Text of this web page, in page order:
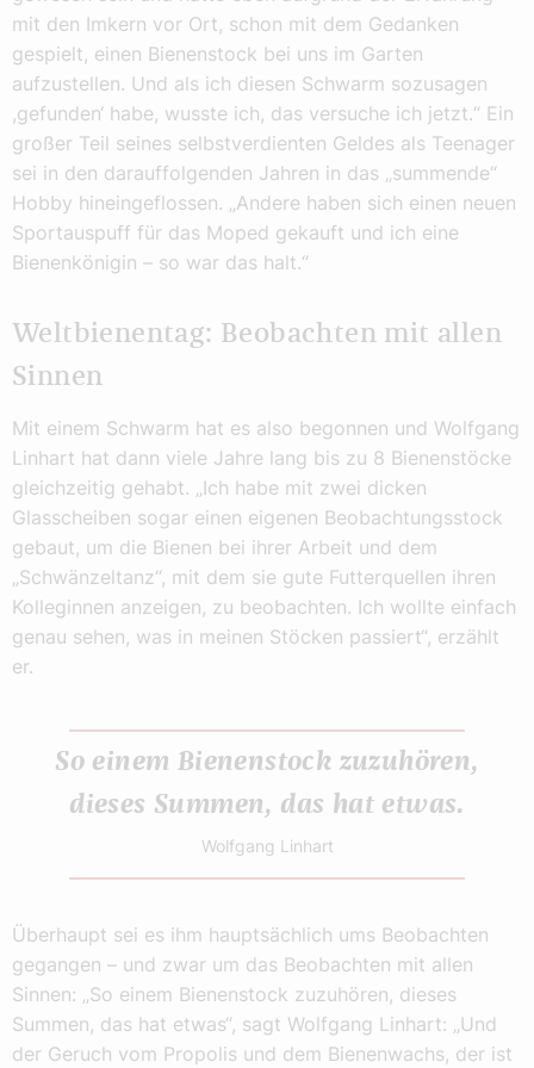
mit den Imkern vor Ort, schon mit dem Gedanken
gespielt, einen Bienenstock bei uns im Garten
aufzustellen. Und als ich diesen Schwarm sozusagen
,gefunden‘ habe, wusste ich, das versuche ich jetzt.“ Ein
großer Teil seines selbstverdienten Geldes als Teenager
sei in den darauffolgenden Jahren in das „summende“
Hobby hineingeflossen. „Andere haben sich einen neuen
Sportauspuff für das Moped gekauft und ich eine
Bienenkönigin – so war das halt.“
Weltbienentag: Beobachten mit allen
Sinnen
Mit einem Schwarm hat es also begonnen und Wolfgang
Linhart hat dann viele Jahre lang bis zu 8 Bienenstöcke
gleichzeitig gehabt. „Ich habe mit zwei dicken
Glasscheiben sogar einen eigenen Beobachtungsstock
gebaut, um die Bienen bei ihrer Arbeit und dem
„Schwänzeltanz“, mit dem sie gute Futterquellen ihren
Kolleginnen anzeigen, zu beobachten. Ich wollte einfach
genau sehen, was in meinen Stöcken passiert“, erzählt
er.
So einem Bienenstock zuzuhören,
dieses Summen, das hat etwas.
Wolfgang Linhart
Überhaupt sei es ihm hauptsächlich ums Beobachten
gegangen – und zwar um das Beobachten mit allen
Sinnen: „So einem Bienenstock zuzuhören, dieses
Summen, das hat etwas“, sagt Wolfgang Linhart: „Und
der Geruch vom Propolis und dem Bienenwachs, der ist